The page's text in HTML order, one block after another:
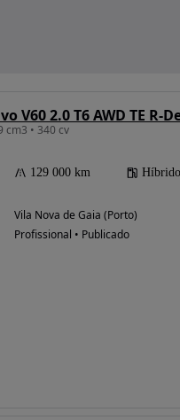
V60 2.0 T6 AWD TE R-
cm3 • 340 cv
129 000 km
Vila Nova de Gaia (Porto)
Profissional • Publicado